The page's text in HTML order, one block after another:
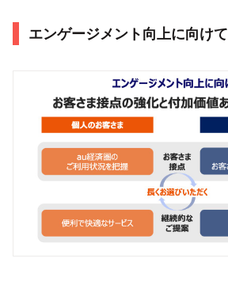
エンゲージメント向上に向けて